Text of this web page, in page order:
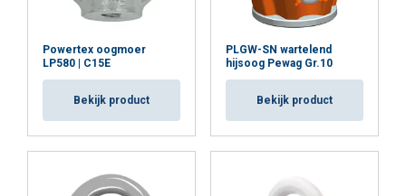
Powertex oogmoer
LP580 | C15E
Bekijk product
PLGW-SN wartelend
hijsoog Pewag Gr.10
Bekijk product